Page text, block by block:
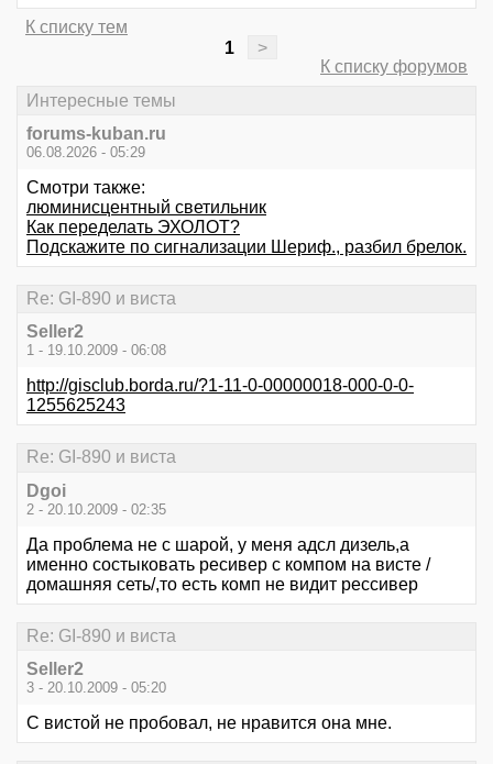
К списку тем
1
>
К списку форумов
Интересные темы
forums-kuban.ru
06.08.2026 - 05:29
Смотри также:
люминисцентный светильник
Как переделать ЭХОЛОТ?
Подскажите по сигнализации Шериф., разбил брелок.
Re: GI-890 и виста
Seller2
1 - 19.10.2009 - 06:08
http://gisclub.borda.ru/?1-11-0-00000018-000-0-0-
1255625243
Re: GI-890 и виста
Dgoi
2 - 20.10.2009 - 02:35
Да проблема не с шарой, у меня адсл дизель,а
именно состыковать ресивер с компом на висте /
домашняя сеть/,то есть комп не видит рессивер
Re: GI-890 и виста
Seller2
3 - 20.10.2009 - 05:20
C вистой не пробовал, не нравится она мне.